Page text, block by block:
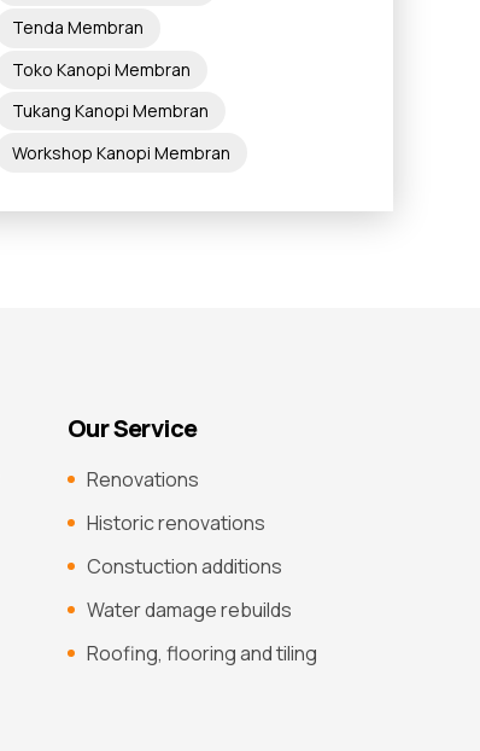
Tenda Membran
Toko Kanopi Membran
Tukang Kanopi Membran
Workshop Kanopi Membran
Our Service
Renovations
Historic renovations
Constuction additions
Water damage rebuilds
Roofing, flooring and tiling